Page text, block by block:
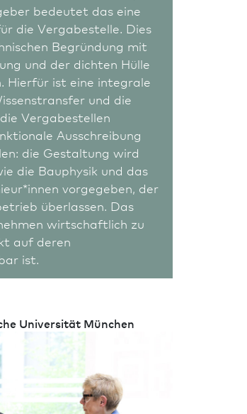
verbreiten,
stärken.
bedeutet das eine
die Vergabestelle. Dies
Begründung mit
und der dichten Hülle
Hierfür ist eine integrale
und die
Vergabestellen
Ausschreibung
die Gestaltung wird
die Bauphysik und das
vorgegeben, der
überlassen. Das
wirtschaftlich zu
auf deren
ist.
Univer­sität München